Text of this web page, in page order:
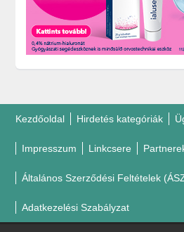
Kezdőoldal Hirdetés kategóriák
Impresszum Linkcsere
Általános Szerződési Feltételek
Adatkezelési Szabályzat